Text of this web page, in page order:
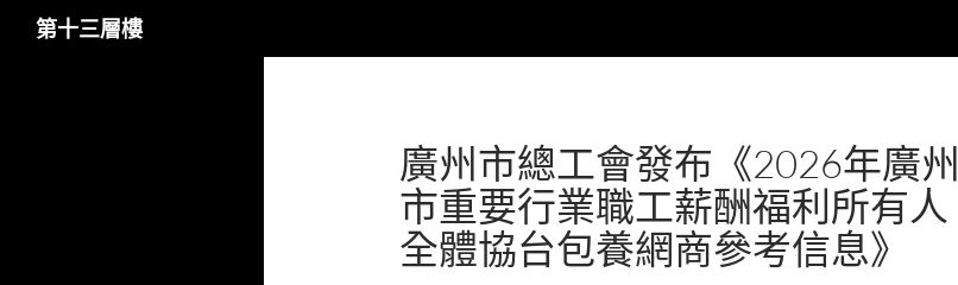
第十三層樓
廣州市總工會發布《2026年廣州
市重要行業職工薪酬福利所有人
全體協台包養網商參考信息》